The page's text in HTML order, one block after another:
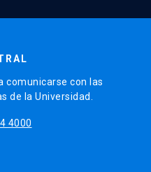
comunicarse con las
de la Universidad.
4000